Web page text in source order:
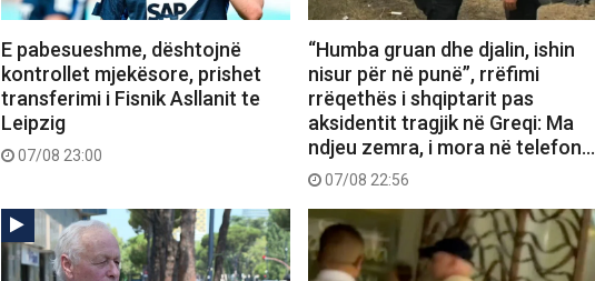
E pabesueshme, dështojnë
kontrollet mjekësore, prishet
transferimi i Fisnik Asllanit te
Leipzig
07/08 23:00
“Humba gruan dhe djalin, ishin
nisur për në punë”, rrëfimi
rrëqethës i shqiptarit pas
aksidentit tragjik në Greqi: Ma
ndjeu zemra, i mora në telefon…
07/08 22:56